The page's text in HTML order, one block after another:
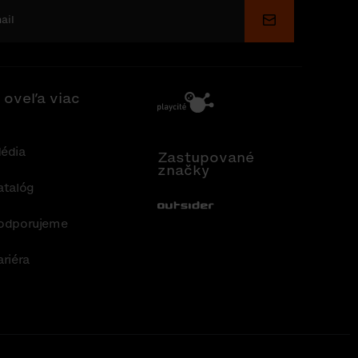
Odoslať
oveľa viac
Zastupované
značky
Out-Sider